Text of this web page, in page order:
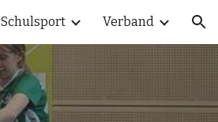
Schulsport Verband